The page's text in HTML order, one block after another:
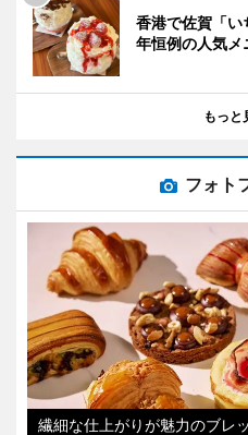
香港で佐賀「
年恒例の人気メ
もっと
フォト
繊細な仕上がりが魅力のブレ